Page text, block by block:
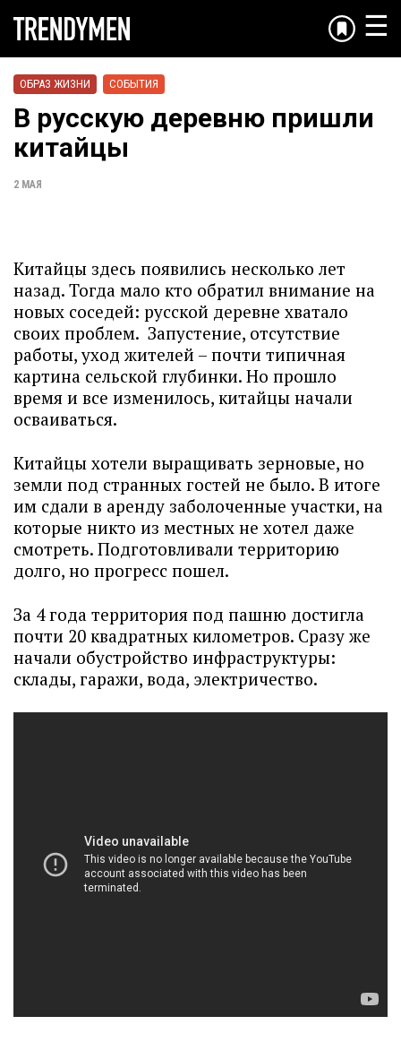
☰
ОБРАЗ ЖИЗНИ СОБЫТИЯ
В русскую деревню пришли
китайцы
2 МАЯ
Китайцы здесь появились несколько лет
назад. Тогда мало кто обратил внимание на
новых соседей: русской деревне хватало
своих проблем. Запустение, отсутствие
работы, уход жителей – почти типичная
картина сельской глубинки. Но прошло
время и все изменилось, китайцы начали
осваиваться.
Китайцы хотели выращивать зерновые, но
земли под странных гостей не было. В итоге
им сдали в аренду заболоченные участки, на
которые никто из местных не хотел даже
смотреть. Подготовливали территорию
долго, но прогресс пошел.
За 4 года территория под пашню достигла
почти 20 квадратных километров. Сразу же
начали обустройство инфраструктуры:
склады, гаражи, вода, электричество.